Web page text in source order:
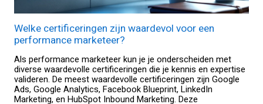
Welke certificeringen zijn waardevol voor een
performance marketeer?
Als performance marketeer kun je je onderscheiden met
diverse waardevolle certificeringen die je kennis en expertise
valideren. De meest waardevolle certificeringen zijn Google
Ads, Google Analytics, Facebook Blueprint, LinkedIn
Marketing, en HubSpot Inbound Marketing. Deze